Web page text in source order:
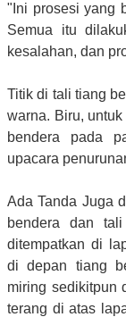
"Ini prosesi yang
Semua itu
kesalahan, dan
Titik di tali tiang
warna. Biru,
bendera pada
upacara
Ada Tanda Juga
bendera dan
ditempatkan di
di depan tiang
miring sedikitpun
terang di atas